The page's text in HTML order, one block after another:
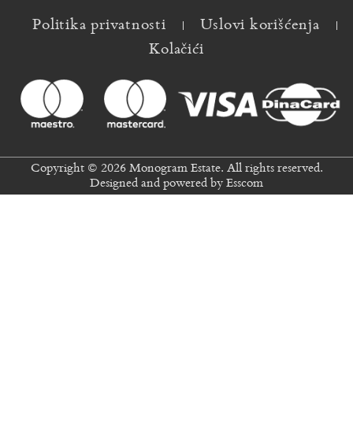
Politika privatnosti
Uslovi korišćenja
Kolačići
Copyright © 2026 Monogram Estate. All rights reserved.
Designed and powered by Esscom